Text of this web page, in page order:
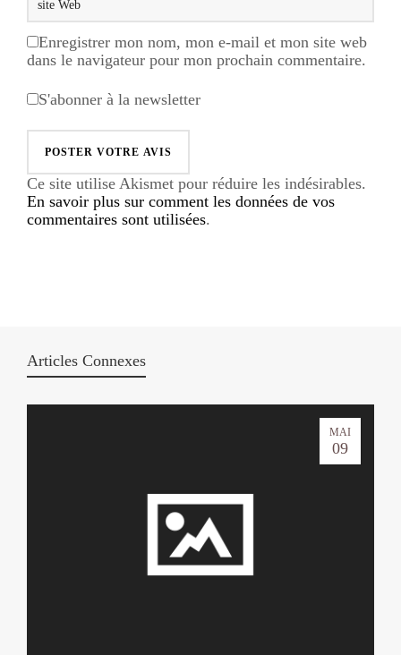
Enregistrer mon nom, mon e-mail et mon site web
dans le navigateur pour mon prochain commentaire.
S'abonner à la newsletter
Ce site utilise Akismet pour réduire les indésirables.
En savoir plus sur comment les données de vos
commentaires sont utilisées.
Articles Connexes
MAI
09